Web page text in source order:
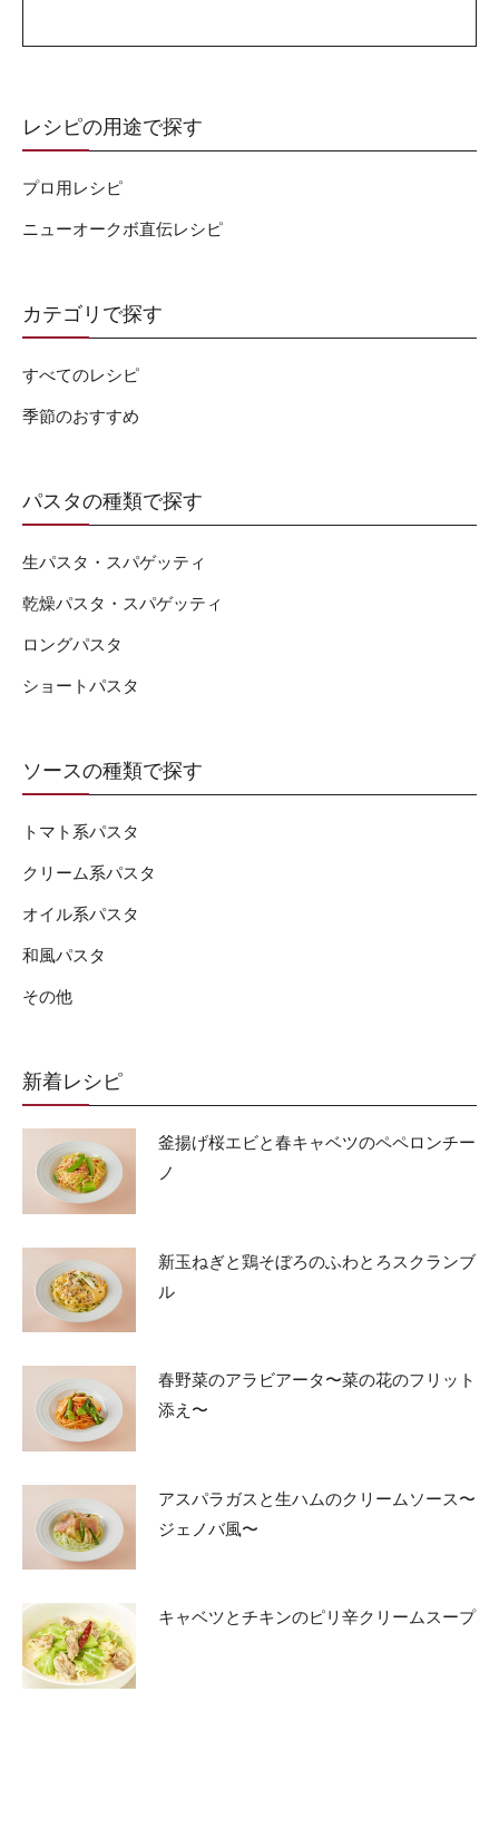
レシピの用途で探す
プロ用レシピ
ニューオークボ直伝レシピ
カテゴリで探す
すべてのレシピ
季節のおすすめ
パスタの種類で探す
生パスタ・スパゲッティ
乾燥パスタ・スパゲッティ
ロングパスタ
ショートパスタ
ソースの種類で探す
トマト系パスタ
クリーム系パスタ
オイル系パスタ
和風パスタ
その他
新着レシピ
釜揚げ桜エビと春キャベツのペペロンチー
ノ
新玉ねぎと鶏そぼろのふわとろスクランブ
ル
春野菜のアラビアータ〜菜の花のフリット
添え〜
アスパラガスと生ハムのクリームソース〜
ジェノバ風〜
キャベツとチキンのピリ辛クリームスープ